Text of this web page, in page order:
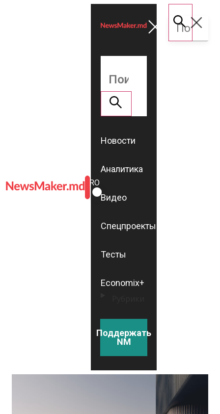
ROMÂNĂ
RU
Новости
Аналитика
Видео
Спецпроекты
Тесты
Economix+
Поддержать
NM